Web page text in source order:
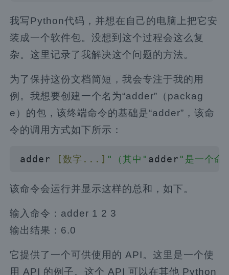
我写Python代码，并想在自己的电脑上把它安
装成一个软件包。没想到这个过程会这么复
杂。这里记录了我解决这个问题的方法。
为了保持这份文档简短，我会专注于我的用
例。我想要创建一个名为“adder”（packag
e）的包，该终端命令的基础是“adder”，该命
令的调用方式如下所示：
adder [数字...] "（其中" adder "是一个命
该命令会运行并显示这样的总和，如下。
输入命令：adder 1 2 3
输出结果：6.0
它提供了一个可供使用的 API。这里是一个使
用 API 的例子。这个 API 可以在其他 Python